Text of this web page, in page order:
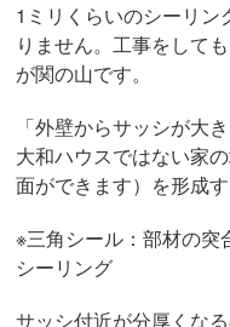
1ミリくらいのシーリン
りません。工事をして
が関の山です。
「外壁からサッシが大
大和ハウスではない家
面ができます）を形成
※三角シール：部材の突
シーリング
サッシ付近が分厚くな